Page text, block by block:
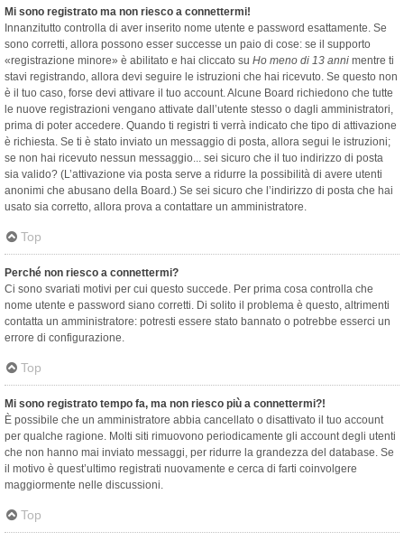
Mi sono registrato ma non riesco a connettermi!
Innanzitutto controlla di aver inserito nome utente e password esattamente. Se
sono corretti, allora possono esser successe un paio di cose: se il supporto
«registrazione minore» è abilitato e hai cliccato su Ho meno di 13 anni mentre ti
stavi registrando, allora devi seguire le istruzioni che hai ricevuto. Se questo non
è il tuo caso, forse devi attivare il tuo account. Alcune Board richiedono che tutte
le nuove registrazioni vengano attivate dall’utente stesso o dagli amministratori,
prima di poter accedere. Quando ti registri ti verrà indicato che tipo di attivazione
è richiesta. Se ti è stato inviato un messaggio di posta, allora segui le istruzioni;
se non hai ricevuto nessun messaggio... sei sicuro che il tuo indirizzo di posta
sia valido? (L’attivazione via posta serve a ridurre la possibilità di avere utenti
anonimi che abusano della Board.) Se sei sicuro che l’indirizzo di posta che hai
usato sia corretto, allora prova a contattare un amministratore.
Top
Perché non riesco a connettermi?
Ci sono svariati motivi per cui questo succede. Per prima cosa controlla che
nome utente e password siano corretti. Di solito il problema è questo, altrimenti
contatta un amministratore: potresti essere stato bannato o potrebbe esserci un
errore di configurazione.
Top
Mi sono registrato tempo fa, ma non riesco più a connettermi?!
È possibile che un amministratore abbia cancellato o disattivato il tuo account
per qualche ragione. Molti siti rimuovono periodicamente gli account degli utenti
che non hanno mai inviato messaggi, per ridurre la grandezza del database. Se
il motivo è quest’ultimo registrati nuovamente e cerca di farti coinvolgere
maggiormente nelle discussioni.
Top